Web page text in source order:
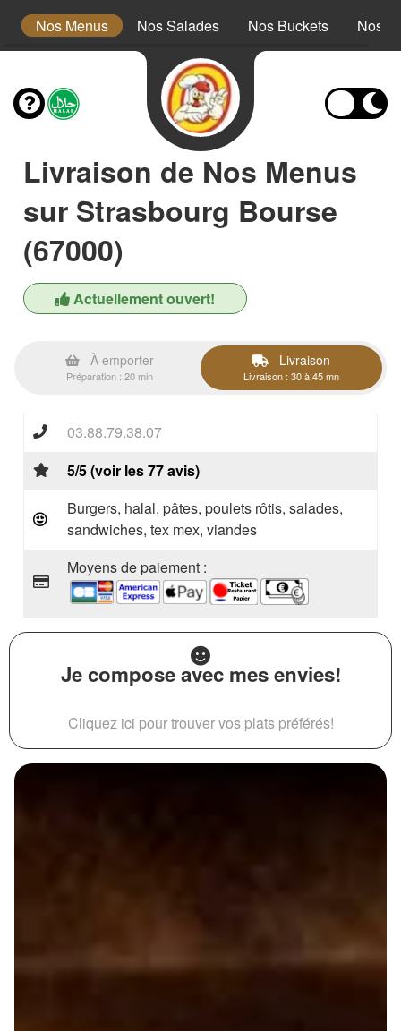
Nos Menus Nos Salades Nos Buckets Nos
Livraison de Nos Menus
sur Strasbourg Bourse
(67000)
Actuellement ouvert!
À emporter
Préparation : 20 min
Livraison
Livraison : 30 à 45 mn
03.88.79.38.07
5/5 (voir les 77 avis)
Burgers, halal, pâtes, poulets rôtis, salades,
sandwiches, tex mex, viandes
Moyens de paiement :
Je compose avec mes envies!
Cliquez ici pour trouver vos plats préférés!